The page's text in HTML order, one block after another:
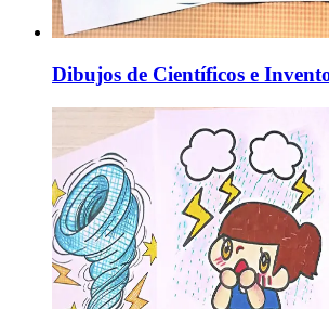
Dibujos de Científicos e